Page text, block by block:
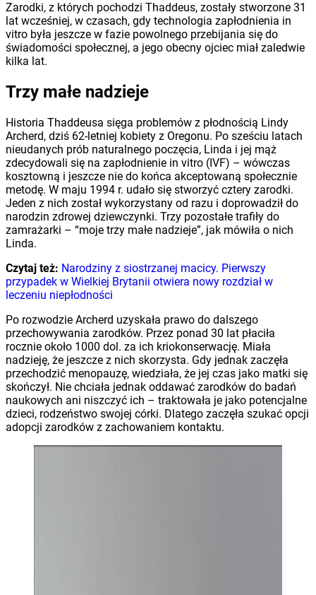
Zarodki, z których pochodzi Thaddeus, zostały stworzone 31
lat wcześniej, w czasach, gdy technologia zapłodnienia in
vitro była jeszcze w fazie powolnego przebijania się do
świadomości społecznej, a jego obecny ojciec miał zaledwie
kilka lat.
Trzy małe nadzieje
Historia Thaddeusa sięga problemów z płodnością Lindy
Archerd, dziś 62-letniej kobiety z Oregonu. Po sześciu latach
nieudanych prób naturalnego poczęcia, Linda i jej mąż
zdecydowali się na zapłodnienie in vitro (IVF) – wówczas
kosztowną i jeszcze nie do końca akceptowaną społecznie
metodę. W maju 1994 r. udało się stworzyć cztery zarodki.
Jeden z nich został wykorzystany od razu i doprowadził do
narodzin zdrowej dziewczynki. Trzy pozostałe trafiły do
zamrażarki – “moje trzy małe nadzieje”, jak mówiła o nich
Linda.
Czytaj też: Narodziny z siostrzanej macicy. Pierwszy
przypadek w Wielkiej Brytanii otwiera nowy rozdział w
leczeniu niepłodności
Po rozwodzie Archerd uzyskała prawo do dalszego
przechowywania zarodków. Przez ponad 30 lat płaciła
rocznie około 1000 dol. za ich kriokonserwację. Miała
nadzieję, że jeszcze z nich skorzysta. Gdy jednak zaczęła
przechodzić menopauzę, wiedziała, że jej czas jako matki się
skończył. Nie chciała jednak oddawać zarodków do badań
naukowych ani niszczyć ich – traktowała je jako potencjalne
dzieci, rodzeństwo swojej córki. Dlatego zaczęła szukać opcji
adopcji zarodków z zachowaniem kontaktu.